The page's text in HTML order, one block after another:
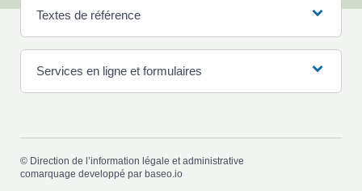
Textes de référence
Services en ligne et formulaires
© Direction de l’information légale et administrative
comarquage developpé par baseo.io